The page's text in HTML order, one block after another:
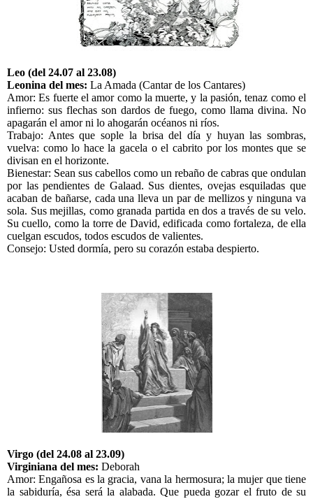
Leo (del 24.07 al 23.08)
Leonina del mes: La Amada (Cantar de los Cantares)
Amor: Es fuerte el amor como la muerte, y la pasión, tenaz como el
infierno: sus flechas son dardos de fuego, como llama divina. No
apagarán el amor ni lo ahogarán océanos ni ríos.
Trabajo: Antes que sople la brisa del día y huyan las sombras,
vuelva: como lo hace la gacela o el cabrito por los montes que se
divisan en el horizonte.
Bienestar: Sean sus cabellos como un rebaño de cabras que ondulan
por las pendientes de Galaad. Sus dientes, ovejas esquiladas que
acaban de bañarse, cada una lleva un par de mellizos y ninguna va
sola. Sus mejillas, como granada partida en dos a través de su velo.
Su cuello, como la torre de David, edificada como fortaleza, de ella
cuelgan escudos, todos escudos de valientes.
Consejo: Usted dormía, pero su corazón estaba despierto.
Virgo (del 24.08 al 23.09)
Virginiana del mes: Deborah
Amor: Engañosa es la gracia, vana la hermosura; la mujer que tiene
la sabiduría, ésa será la alabada. Que pueda gozar el fruto de su